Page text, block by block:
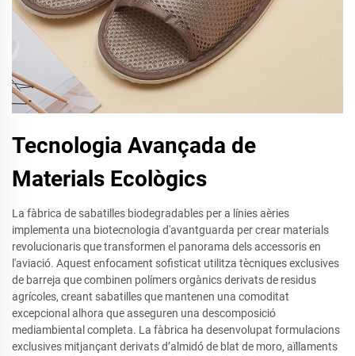
Tecnologia Avançada de
Materials Ecològics
La fàbrica de sabatilles biodegradables per a línies aèries
implementa una biotecnologia d'avantguarda per crear materials
revolucionaris que transformen el panorama dels accessoris en
l'aviació. Aquest enfocament sofisticat utilitza tècniques exclusives
de barreja que combinen polímers orgànics derivats de residus
agrícoles, creant sabatilles que mantenen una comoditat
excepcional alhora que asseguren una descomposició
mediambiental completa. La fàbrica ha desenvolupat formulacions
exclusives mitjançant derivats d’almidó de blat de moro, aïllaments